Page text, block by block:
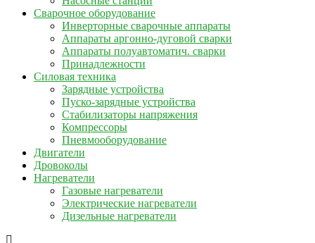
Сварочное оборудование
Инверторные сварочные аппараты
Аппараты аргонно-дуговой сварки
Аппараты полуавтоматич. сварки
Принадлежности
Силовая техника
Зарядные устройства
Пуско-зарядные устройства
Стабилизаторы напряжения
Компрессоры
Пневмооборудование
Двигатели
Дровоколы
Нагреватели
Газовые нагреватели
Электрические нагреватели
Дизельные нагреватели